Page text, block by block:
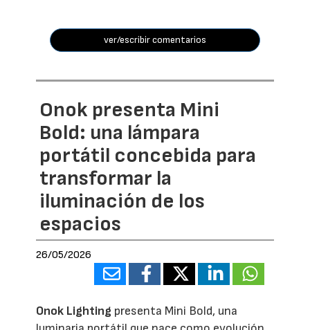
ver/escribir comentarios
Onok presenta Mini
Bold: una lámpara
portátil concebida para
transformar la
iluminación de los
espacios
26/05/2026
Onok Lighting presenta Mini Bold, una